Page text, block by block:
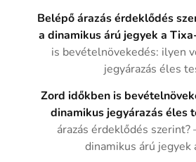
Belépő árazás érdeklődés
a dinamikus árú jegyek a
is bevételnövekedés: ilyen
jegyárazás éles
Zord időkben is
dinamikus jegyárazás éles
árazás érdeklődés szerint?
dinamikus árú jegyek